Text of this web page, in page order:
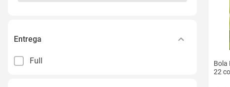
Entrega
Full
Bola
22